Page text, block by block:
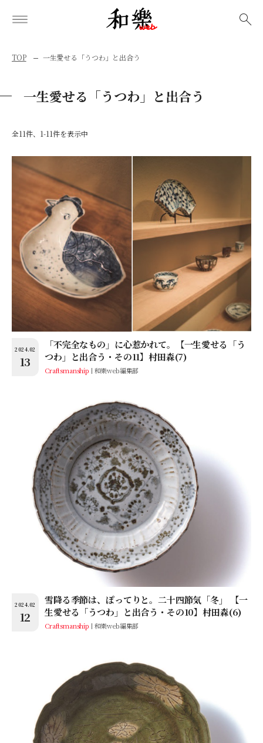
TOP 一生愛せる「うつわ」と出合う
一生愛せる「うつわ」と出合う
全11件、1-11件を表示中
2024.02
13
「不完全なもの」に心惹かれて。【一生愛せる「う
つわ」と出合う・その11】村田森(7)
Craftsmanship 和樂web編集部
2024.02
12
雪降る季節は、ぽってりと。二十四節気「冬」 【一
生愛せる「うつわ」と出合う・その10】村田森(6)
Craftsmanship 和樂web編集部